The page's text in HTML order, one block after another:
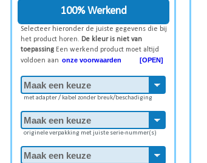
100% Werkend
Selecteer hieronder de juiste gegevens die bij
het product horen. De kleur is niet van
toepassing Een werkend product moet altijd
voldoen aan onze voorwaarden [OPEN]
met adapter / kabel zonder breuk/beschadiging
originele verpakking met juiste serie-nummer(s)